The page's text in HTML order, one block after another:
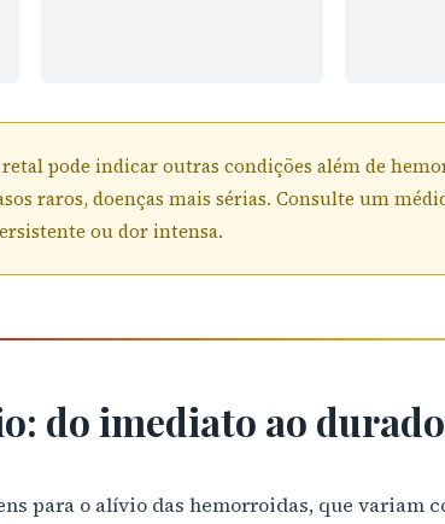
pode indicar outras condições além de
raros, doenças mais sérias. Consulte um
ou dor intensa.
do imediato ao
para o alívio das hemorroidas, que variam